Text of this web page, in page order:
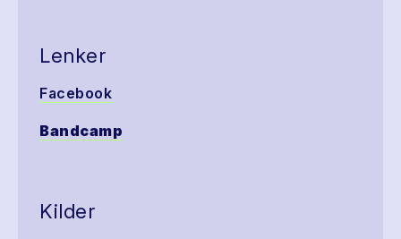
Lenker
Facebook
Bandcamp
Kilder